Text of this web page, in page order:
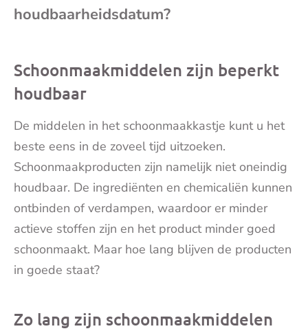
houdbaarheidsdatum?
Schoonmaakmiddelen zijn beperkt
houdbaar
De middelen in het schoonmaakkastje kunt u het
beste eens in de zoveel tijd uitzoeken.
Schoonmaakproducten zijn namelijk niet oneindig
houdbaar. De ingrediënten en chemicaliën kunnen
ontbinden of verdampen, waardoor er minder
actieve stoffen zijn en het product minder goed
schoonmaakt. Maar hoe lang blijven de producten
in goede staat?
Zo lang zijn schoonmaakmiddelen